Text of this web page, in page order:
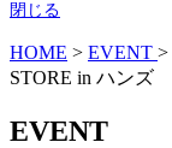
閉じる
HOME > EVENT >
STORE in ハンズ
EVENT